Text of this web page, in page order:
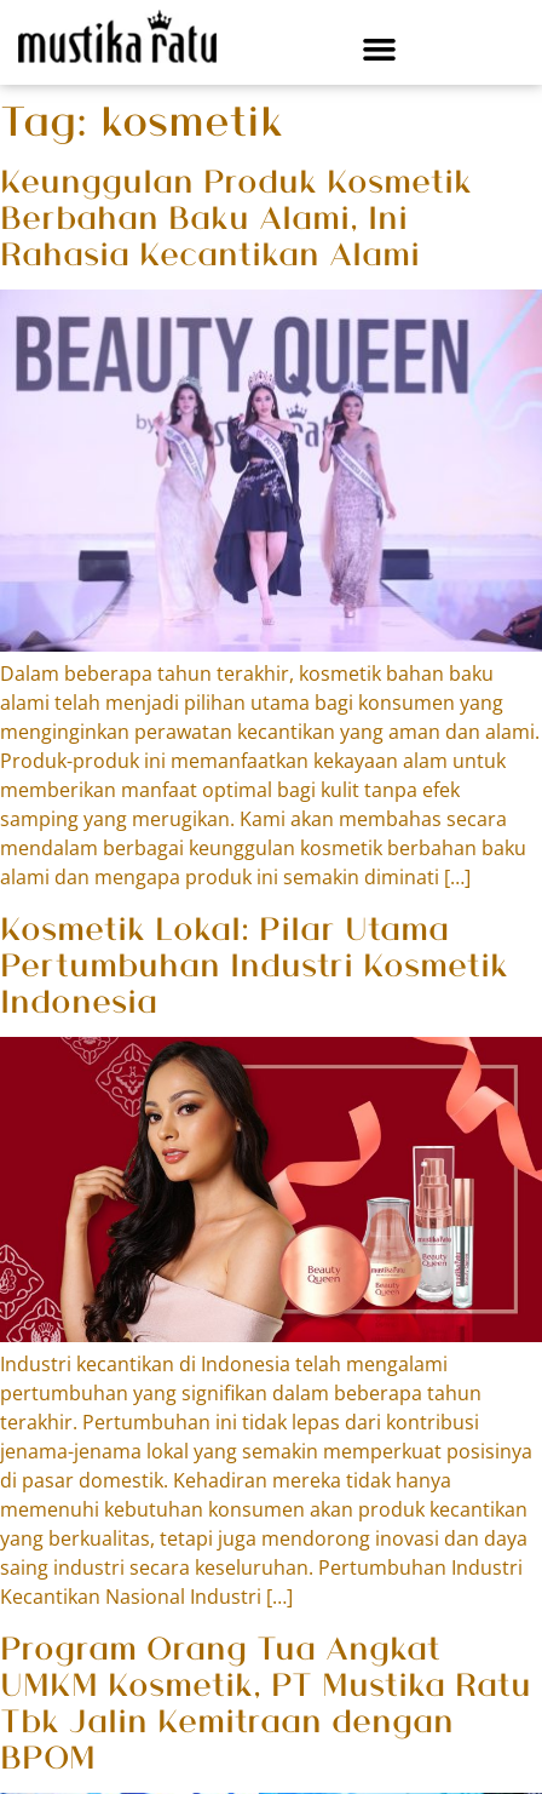
Tag: kosmetik
Keunggulan Produk Kosmetik
Berbahan Baku Alami, Ini
Rahasia Kecantikan Alami
Dalam beberapa tahun terakhir, kosmetik bahan baku
alami telah menjadi pilihan utama bagi konsumen yang
menginginkan perawatan kecantikan yang aman dan alami.
Produk-produk ini memanfaatkan kekayaan alam untuk
memberikan manfaat optimal bagi kulit tanpa efek
samping yang merugikan. Kami akan membahas secara
mendalam berbagai keunggulan kosmetik berbahan baku
alami dan mengapa produk ini semakin diminati […]
Kosmetik Lokal: Pilar Utama
Pertumbuhan Industri Kosmetik
Indonesia
Industri kecantikan di Indonesia telah mengalami
pertumbuhan yang signifikan dalam beberapa tahun
terakhir. Pertumbuhan ini tidak lepas dari kontribusi
jenama-jenama lokal yang semakin memperkuat posisinya
di pasar domestik. Kehadiran mereka tidak hanya
memenuhi kebutuhan konsumen akan produk kecantikan
yang berkualitas, tetapi juga mendorong inovasi dan daya
saing industri secara keseluruhan. Pertumbuhan Industri
Kecantikan Nasional Industri […]
Program Orang Tua Angkat
UMKM Kosmetik, PT Mustika Ratu
Tbk Jalin Kemitraan dengan
BPOM